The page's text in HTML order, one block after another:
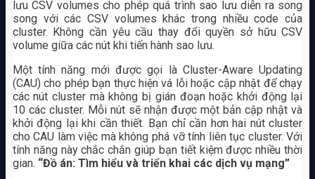
lưu CSV volumes cho phép quá trình sao lưu diễn ra song
song với các CSV volumes khác trong nhiều code của
cluster. Không cần yêu cầu thay đổi quyền sở hữu CSV
volume giữa các nút khi tiến hành sao lưu.
Một tính năng mới được gọi là Cluster-Aware Updating
(CAU) cho phép bạn thực hiện vá lỗi hoặc cập nhật để chạy
các nút cluster mà không bị gián đoạn hoặc khởi động lại
10 các cluster. Mỗi nút sẽ nhận được một bản cập nhật và
khởi động lại khi cần thiết. Bạn chỉ cần hơn hai nút cluster
cho CAU làm việc mà không phá vỡ tính liên tục cluster. Với
tính năng này chắc chắn giúp bạn tiết kiệm được nhiều thời
gian. “Đồ án: Tìm hiểu và triển khai các dịch vụ mạng”